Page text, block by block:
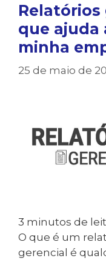
Relatórios
que ajuda
minha
25 de maio de
3 minutos de
O que é um
gerencial é